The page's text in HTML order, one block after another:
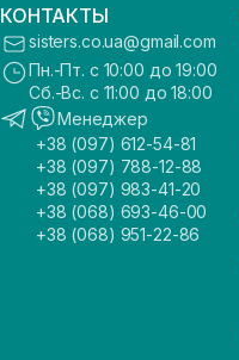
КОНТАКТЫ
sisters.co.ua@gmail.com
Пн.-Пт. с 10:00 до 19:00
Сб.-Вс. с 11:00 до 18:00
Менеджер
+38 (097) 612-54-81
+38 (097) 788-12-88
+38 (097) 983-41-20
+38 (068) 693-46-00
+38 (068) 951-22-86